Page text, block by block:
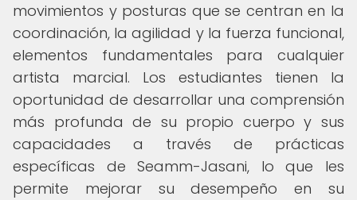
movimientos y posturas que se centran en la
coordinación, la agilidad y la fuerza funcional,
elementos fundamentales para cualquier
artista marcial. Los estudiantes tienen la
oportunidad de desarrollar una comprensión
más profunda de su propio cuerpo y sus
capacidades a través de prácticas
específicas de Seamm-Jasani, lo que les
permite mejorar su desempeño en su